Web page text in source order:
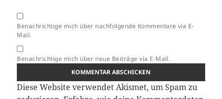
Benachrichtige mich über nachfolgende Kommentare via E-
Mail.
Benachrichtige mich über neue Beiträge via E-Mail.
Diese Website verwendet Akismet, um Spam zu